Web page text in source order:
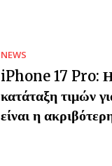
NEWS
iPhone 17 Pro: Η
κατάταξη τιμών
είναι η